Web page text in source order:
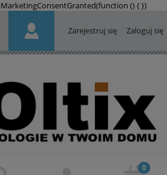
() {})
Zarejestruj się Zaloguj się